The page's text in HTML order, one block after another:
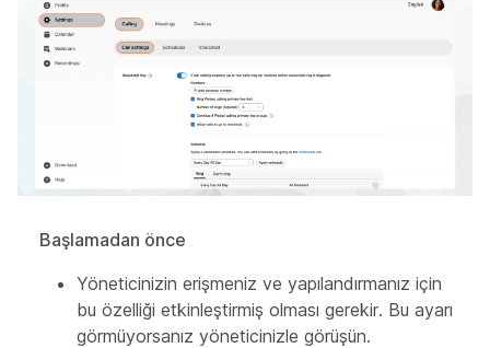
Başlamadan önce
Yöneticinizin erişmeniz ve yapılandırmanız için
bu özelliği etkinleştirmiş olması gerekir. Bu ayarı
görmüyorsanız yöneticinizle görüşün.